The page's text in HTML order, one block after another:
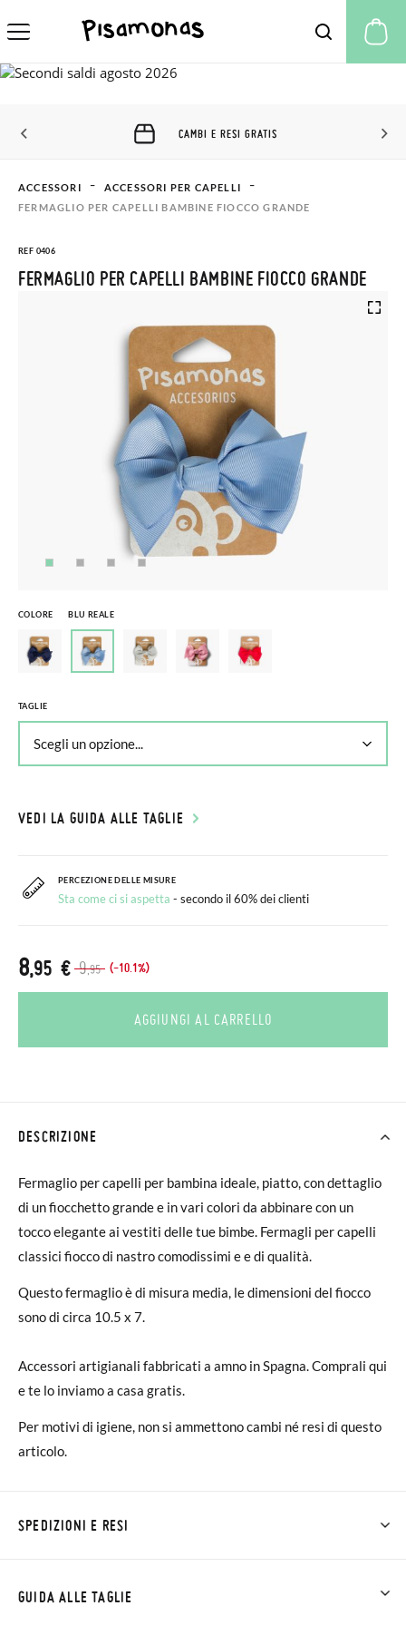
CAMBI E RESI GRATIS
ACCESSORI
ACCESSORI PER CAPELLI
FERMAGLIO PER CAPELLI BAMBINE FIOCCO GRANDE
REF 0406
FERMAGLIO PER CAPELLI BAMBINE FIOCCO GRANDE
COLORE BLU REALE
TAGLIE
VEDI LA GUIDA ALLE TAGLIE
PERCEZIONE DELLE MISURE
Sta come ci si aspetta - secondo il 60% dei clienti
9,95 (-10.1%)
8,95 €
AGGIUNGI AL CARRELLO
DESCRIZIONE
Fermaglio per capelli per bambina ideale, piatto, con dettaglio
di un fiocchetto grande e in vari colori da abbinare con un
tocco elegante ai vestiti delle tue bimbe. Fermagli per capelli
classici fiocco di nastro comodissimi e e di qualità.
Questo fermaglio è di misura media, le dimensioni del fiocco
sono di circa 10.5 x 7.
Accessori artigianali fabbricati a amno in Spagna. Comprali qui
e te lo inviamo a casa gratis.
Per motivi di igiene, non si ammettono cambi né resi di questo
articolo.
SPEDIZIONI E RESI
ordini inferiori a 30 €, la spedizione standard costa 3,95 € e
GUIDA ALLE TAGLIE